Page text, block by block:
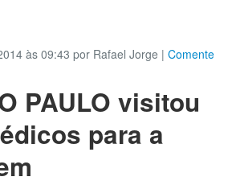
às 09:43 por Rafael Jorge | Comente
PAULO visitou
para a